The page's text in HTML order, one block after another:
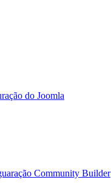
do Joomla
Community Builder